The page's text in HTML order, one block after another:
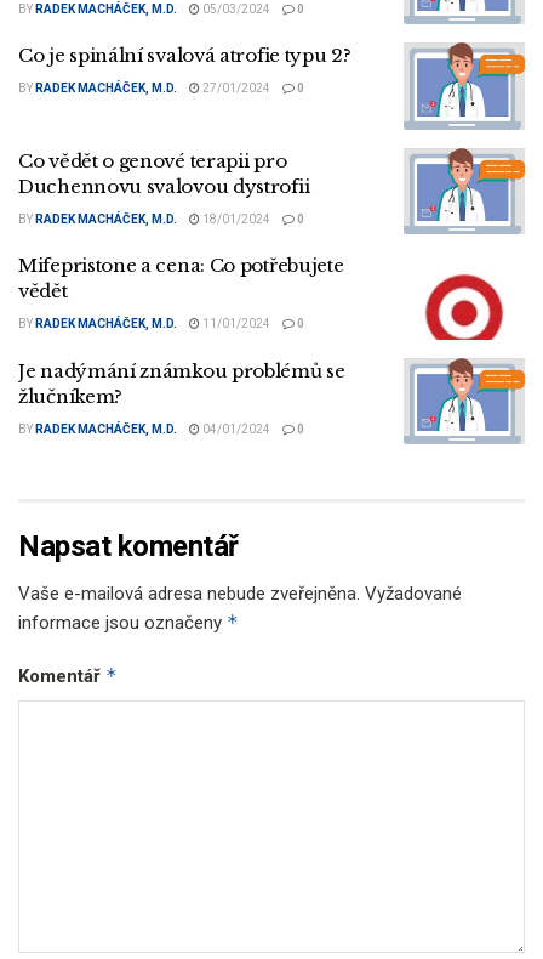
BY RADEK MACHÁČEK, M.D. 05/03/2024 0
Co je spinální svalová atrofie typu 2?
BY RADEK MACHÁČEK, M.D. 27/01/2024 0
Co vědět o genové terapii pro
Duchennovu svalovou dystrofii
BY RADEK MACHÁČEK, M.D. 18/01/2024 0
Mifepristone a cena: Co potřebujete
vědět
BY RADEK MACHÁČEK, M.D. 11/01/2024 0
Je nadýmání známkou problémů se
žlučníkem?
BY RADEK MACHÁČEK, M.D. 04/01/2024 0
Napsat komentář
Vaše e-mailová adresa nebude zveřejněna. Vyžadované
informace jsou označeny *
Komentář *